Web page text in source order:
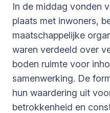
In de middag vonden
plaats met inwoners,
maatschappelijke
waren verdeeld over
boden ruimte voor
samenwerking. De
hun waardering uit
betrokkenheid en